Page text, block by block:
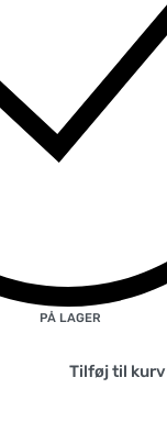
PÅ LAGER
Tilføj til kurv